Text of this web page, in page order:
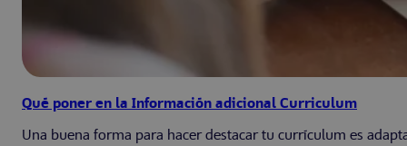
Qué poner en la Información adicional Curriculum
Una buena forma para hacer destacar tu currículum es